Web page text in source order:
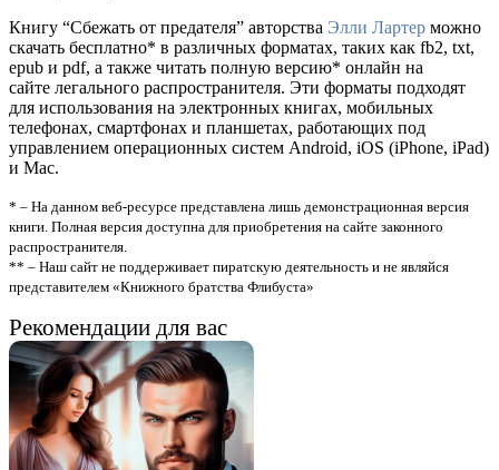
Книгу “Сбежать от предателя” авторства Элли Лартер можно
скачать бесплатно* в различных форматах, таких как fb2, txt,
epub и pdf, а также читать полную версию* онлайн на
сайте легального распространителя. Эти форматы подходят
для использования на электронных книгах, мобильных
телефонах, смартфонах и планшетах, работающих под
управлением операционных систем Android, iOS (iPhone, iPad)
и Mac.
* – На данном веб-ресурсе представлена лишь демонстрационная версия
книги. Полная версия доступна для приобретения на сайте законного
распространителя.
** – Наш сайт не поддерживает пиратскую деятельность и не являйся
представителем «Книжного братства Флибуста»
Рекомендации для вас